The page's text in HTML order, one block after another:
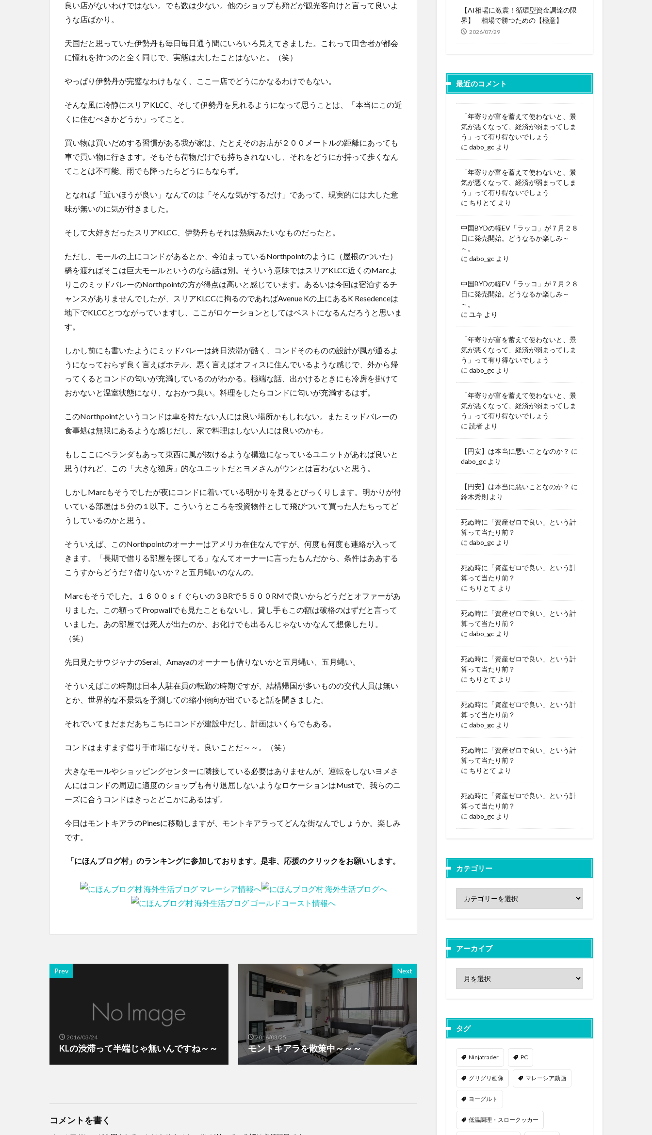
良い店がないわけではない。でも数は少ない。他のショップも殆どが観光客向けと言って良いよ
うな店ばかり。
天国だと思っていた伊勢丹も毎日毎日通う間にいろいろ見えてきました。これって田舎者が都会
に憧れを持つのと全く同じで、実態は大したことはないと。（笑）
やっぱり伊勢丹が完璧なわけもなく、ここ一店でどうにかなるわけでもない。
そんな風に冷静にスリアKLCC、そして伊勢丹を見れるようになって思うことは、「本当にこの近
くに住むべきかどうか」ってこと。
買い物は買いだめする習慣がある我が家は、たとえそのお店が２００メートルの距離にあっても
車で買い物に行きます。そもそも荷物だけでも持ちきれないし、それをどうにか持って歩くなん
てことは不可能。雨でも降ったらどうにもならず。
となれば「近いほうが良い」なんてのは「そんな気がするだけ」であって、現実的には大した意
味が無いのに気が付きました。
そして大好きだったスリアKLCC、伊勢丹もそれは熱病みたいなものだったと。
ただし、モールの上にコンドがあるとか、今泊まっているNorthpointのように（屋根のついた）
橋を渡ればそこは巨大モールというのなら話は別。そういう意味ではスリアKLCC近くのMarcよ
りこのミッドバレーのNorthpointの方が得点は高いと感じています。あるいは今回は宿泊するチ
ャンスがありませんでしたが、スリアKLCCに拘るのであればAvenue Kの上にあるK Resedenceは
地下でKLCCとつながっていますし、ここがロケーションとしてはベストになるんだろうと思いま
す。
しかし前にも書いたようにミッドバレーは終日渋滞が酷く、コンドそのものの設計が風が通るよ
うになっておらず良く言えばホテル、悪く言えばオフィスに住んでいるような感じで、外から帰
ってくるとコンドの匂いが充満しているのがわかる。極端な話、出かけるときにも冷房を掛けて
おかないと温室状態になり、なおかつ臭い。料理をしたらコンドに匂いが充満するはず。
このNorthpointというコンドは車を持たない人には良い場所かもしれない。またミッドバレーの
食事処は無限にあるような感じだし、家で料理はしない人には良いのかも。
もしここにベランダもあって東西に風が抜けるような構造になっているユニットがあれば良いと
思うけれど、この「大きな独房」的なユニットだとヨメさんがウンとは言わないと思う。
しかしMarcもそうでしたが夜にコンドに着いている明かりを見るとびっくりします。明かりが付
いている部屋は５分の１以下。こういうところを投資物件として飛びついて買った人たちってど
うしているのかと思う。
そういえば、このNorthpointのオーナーはアメリカ在住なんですが、何度も何度も連絡が入って
きます。「長期で借りる部屋を探してる」なんてオーナーに言ったもんだから、条件はああする
こうすからどうだ？借りないか？と五月蝿いのなんの。
Marcもそうでした。１６００ｓｆぐらいの３BRで５５００RMで良いからどうだとオファーがあ
りました。この額ってPropwallでも見たこともないし、貸し手もこの額は破格のはずだと言って
いました。あの部屋では死人が出たのか、お化けでも出るんじゃないかなんて想像したり。
（笑）
先日見たサウジャナのSerai、Amayaのオーナーも借りないかと五月蝿い、五月蝿い。
そういえばこの時期は日本人駐在員の転勤の時期ですが、結構帰国が多いものの交代人員は無い
とか、世界的な不景気を予測しての縮小傾向が出ていると話を聞きました。
それでいてまだまだあちこちにコンドが建設中だし、計画はいくらでもある。
コンドはますます借り手市場になりそ。良いことだ～～。（笑）
大きなモールやショッピングセンターに隣接している必要はありませんが、運転をしないヨメさ
んにはコンドの周辺に適度のショップも有り退屈しないようなロケーションはMustで、我らのニ
ーズに合うコンドはきっとどこかにあるはず。
今日はモントキアラのPinesに移動しますが、モントキアラってどんな街なんでしょうか。楽しみ
です。
「にほんブログ村」のランキングに参加しております。是非、応援のクリックをお願いします。
Prev
2016/03/24
KLの渋滞って半端じゃ無いんですね～～
Next
2016/03/25
モントキアラを散策中～～～
コメントを書く
【AI相場に激震！循環型資金調達の限
界】 相場で勝つための【極意】
2026/07/29
最近のコメント
「年寄りが富を蓄えて使わないと、景
気が悪くなって、経済が弱まってしま
う」って有り得ないでしょう
に dabo_gc より
「年寄りが富を蓄えて使わないと、景
気が悪くなって、経済が弱まってしま
う」って有り得ないでしょう
に ちりとて より
中国BYDの軽EV「ラッコ」が７月２８
日に発売開始。どうなるか楽しみ～
～。
に dabo_gc より
中国BYDの軽EV「ラッコ」が７月２８
日に発売開始。どうなるか楽しみ～
～。
に ユキ より
「年寄りが富を蓄えて使わないと、景
気が悪くなって、経済が弱まってしま
う」って有り得ないでしょう
に dabo_gc より
「年寄りが富を蓄えて使わないと、景
気が悪くなって、経済が弱まってしま
う」って有り得ないでしょう
に 読者 より
【円安】は本当に悪いことなのか？ に
dabo_gc より
【円安】は本当に悪いことなのか？ に
鈴木秀則 より
死ぬ時に「資産ゼロで良い」という計
算って当たり前？
に dabo_gc より
死ぬ時に「資産ゼロで良い」という計
算って当たり前？
に ちりとて より
死ぬ時に「資産ゼロで良い」という計
算って当たり前？
に dabo_gc より
死ぬ時に「資産ゼロで良い」という計
算って当たり前？
に ちりとて より
死ぬ時に「資産ゼロで良い」という計
算って当たり前？
に dabo_gc より
死ぬ時に「資産ゼロで良い」という計
算って当たり前？
に ちりとて より
死ぬ時に「資産ゼロで良い」という計
算って当たり前？
に dabo_gc より
カテゴリー
アーカイブ
タグ
Ninjatrader PC
グリグリ画像 マレーシア動画
ヨーグルト
低温調理・スロークッカー